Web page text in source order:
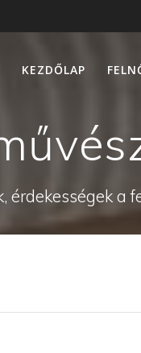
KEZDŐLAP
érdekességek a